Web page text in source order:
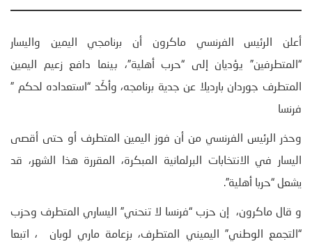
أعلن الرئيس الفرنسي ماكرون أن برنامجي اليمين واليسار
“المتطرفين” يؤديان إلى “حرب أهلية”، بينما دافع زعيم اليمين
المتطرف جوردان بارديلا عن جدية برنامجه، وأكّد “استعداده لحكم ”
فرنسا
وحذر الرئيس الفرنسي من أن فوز اليمين المتطرف أو حتى أقصى
اليسار في الانتخابات البرلمانية المبكرة، المقررة هذا الشهر، قد
يشعل “حربا أهلية”.‌
و قال ماكرون، إن حزب “فرنسا لا تنحني” اليساري المتطرف وحزب
“التجمع الوطني” اليميني المتطرف، بزعامة ماري لوبان ، اتبعا